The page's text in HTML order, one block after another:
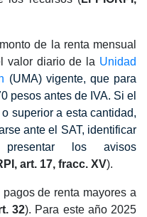
de la renta mensual
valor diario de la Unidad
(UMA) vigente, que para
pesos antes de IVA. Si el
superior a esta cantidad,
ante el SAT, identificar
los avisos
art. 17, fracc. XV).
de renta mayores a
32). Para este año 2025